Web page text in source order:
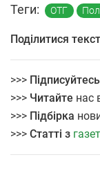
Теги: ОТГ
Поділитися
>>> Підписуйтесь
>>> Читайте нас
>>> Підбірка
>>> Статті з